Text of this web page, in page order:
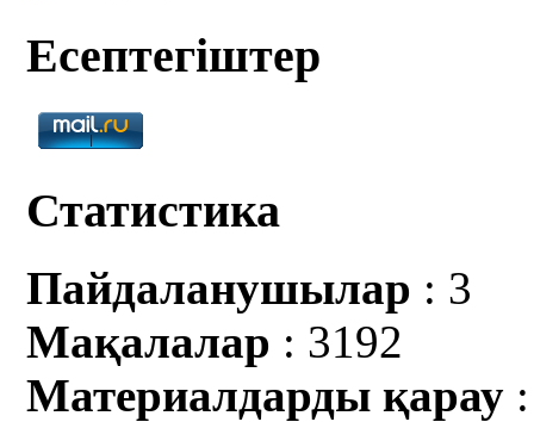
Есептегіштер
Статистика
Пайдаланушылар : 3
Мақалалар : 3192
Материалдарды қарау